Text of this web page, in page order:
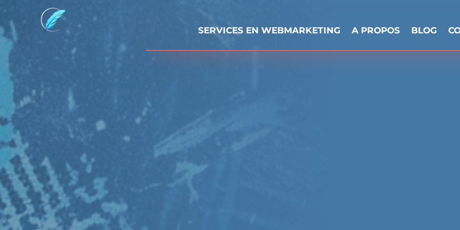
SERVICES EN WEBMARKETING A PROPOS BLOG